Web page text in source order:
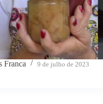
Franca 9 de julho de 2023